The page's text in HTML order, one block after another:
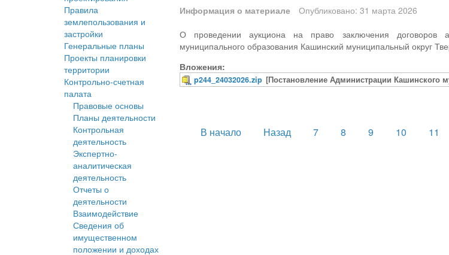
Правила
землепользования и
застройки
Генеральные планы
Проекты планировки
территории
Контрольно-счетная
палата
Правовые основы
Планы деятельности
Контрольная
деятельность
Экспертно-
аналитическая
деятельность
Отчеты о
деятельности
Взаимодействие
Сведения об
имущественном
положении и доходах
Информация о материале
Опубликовано: 31 марта 2026
О проведении аукциона на право заключения договоров
муниципального образования Кашинский муниципальный округ
Вложения:
p244_24032026.zip [Постановление Администрации Кашинского
В начало Назад 7 8 9 10 11